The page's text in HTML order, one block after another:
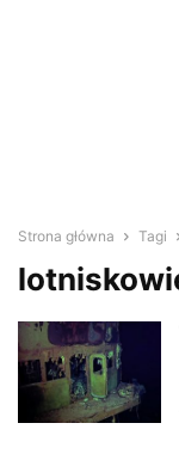
Strona główna Tagi